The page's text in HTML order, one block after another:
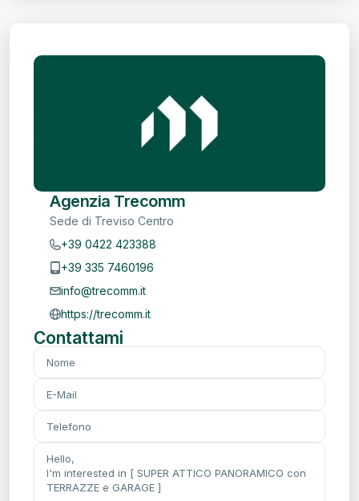
Agenzia Trecomm
Sede di Treviso Centro
+39 0422 423388
+39 335 7460196
info@trecomm.it
https://trecomm.it
Contattami